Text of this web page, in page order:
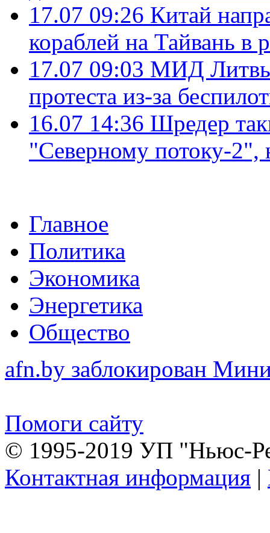
17.07 09:26 Китай
кораблей на Тайвань в
17.07 09:03 МИД Литвы
протеста из-за
16.07 14:36 Шредер
"Северному потоку-2",
Главное
Политика
Экономика
Энергетика
Общество
afn.by заблокирован
Помоги сайту
© 1995-2019 УП "Ньюс-
Контактная информация |